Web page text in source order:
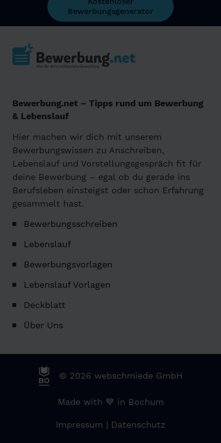
Bewerbungsgenerator
Bewerbung.net – Tipps rund um Bewerbung
& Lebenslauf
Hier machen wir dich mit unserem
Bewerbungswissen zu Anschreiben,
Lebenslauf und Vorstellungsgespräch fit für
deine Bewerbung – egal ob du gerade ins
Berufsleben einsteigst oder schon Erfahrung
gesammelt hast.
Bewerbungsschreiben
Lebenslauf
Bewerbungsvorlagen
Lebenslauf Vorlagen
Deckblatt
Über Uns
© 2026 webschmiede GmbH
Made with 💙 in Bochum
Impressum | Datenschutz